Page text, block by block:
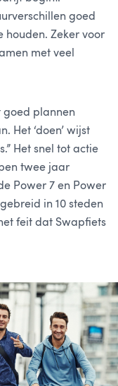
goed
houden. Zeker voor
met veel
goed plannen
Het ‘doen’ wijst
Het snel tot actie
twee jaar
Power 7 en Power
in 10 steden
feit dat Swapfiets